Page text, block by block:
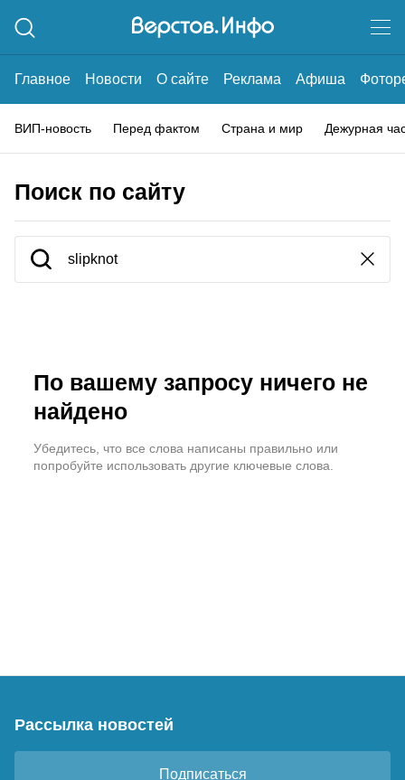
Главное Новости О сайте Реклама Афиша
ВИП-новость Перед фактом Страна и мир Дежурная
Поиск по сайту
По вашему запросу ничего не
найдено
Убедитесь, что все слова написаны правильно или
попробуйте использовать другие ключевые слова.
Рассылка новостей
Подписаться